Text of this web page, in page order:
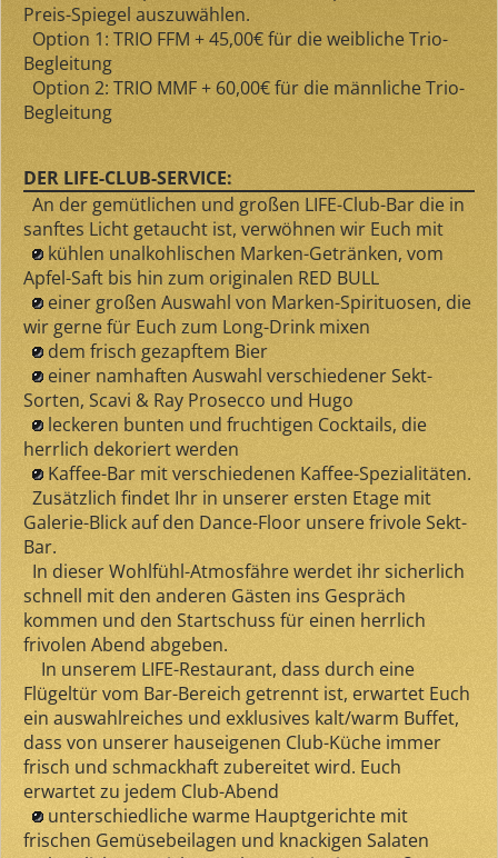
Preis-Spiegel auszuwählen.
Option 1: TRIO FFM + 45,00€ für die weibliche Trio-
Begleitung
Option 2: TRIO MMF + 60,00€ für die männliche Trio-
Begleitung
DER LIFE-CLUB-SERVICE:
An der gemütlichen und großen LIFE-Club-Bar die in
sanftes Licht getaucht ist, verwöhnen wir Euch mit
kühlen unalkohlischen Marken-Getränken, vom
Apfel-Saft bis hin zum originalen RED BULL
einer großen Auswahl von Marken-Spirituosen, die
wir gerne für Euch zum Long-Drink mixen
dem frisch gezapftem Bier
einer namhaften Auswahl verschiedener Sekt-
Sorten, Scavi & Ray Prosecco und Hugo
leckeren bunten und fruchtigen Cocktails, die
herrlich dekoriert werden
Kaffee-Bar mit verschiedenen Kaffee-Spezialitäten.
Zusätzlich findet Ihr in unserer ersten Etage mit
Galerie-Blick auf den Dance-Floor unsere frivole Sekt-
Bar.
In dieser Wohlfühl-Atmosfähre werdet ihr sicherlich
schnell mit den anderen Gästen ins Gespräch
kommen und den Startschuss für einen herrlich
frivolen Abend abgeben.
In unserem LIFE-Restaurant, dass durch eine
Flügeltür vom Bar-Bereich getrennt ist, erwartet Euch
ein auswahlreiches und exklusives kalt/warm Buffet,
dass von unserer hauseigenen Club-Küche immer
frisch und schmackhaft zubereitet wird. Euch
erwartet zu jedem Club-Abend
unterschiedliche warme Hauptgerichte mit
frischen Gemüsebeilagen und knackigen Salaten